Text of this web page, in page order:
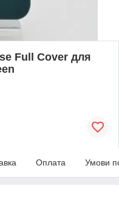
Full Cover для
Оплата Умови